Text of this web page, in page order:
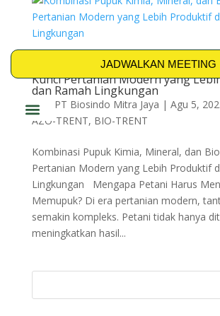
JADWALKAN MEETING
Kombinasi Pupuk Kimia, Mineral,
Kunci Pertanian Modern yang
dan Ramah Lingkungan
oleh PT Biosindo Mitra Jaya | Agu 5,
AZO-TRENT, BIO-TRENT
Kombinasi Pupuk Kimia, Mineral, dan
Pertanian Modern yang Lebih Produktif
Lingkungan Mengapa Petani Harus
Memupuk? Di era pertanian modern,
semakin kompleks. Petani tidak hanya
meningkatkan hasil...